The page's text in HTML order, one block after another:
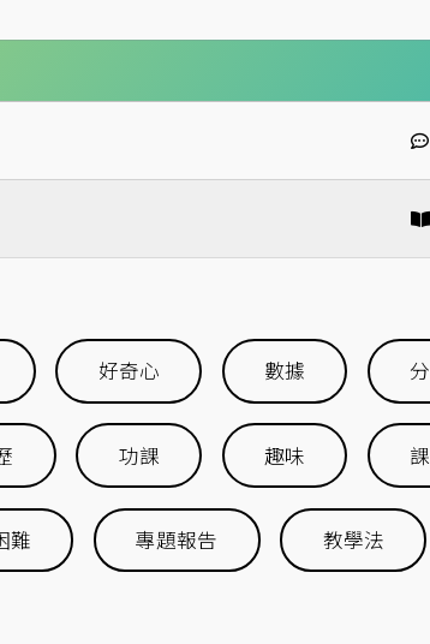
好奇心 數據
功課 趣味
難 專題報告 教學法